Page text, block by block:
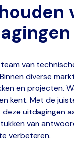
van
diverse
en projecten.
kent. Met de
deze uitdagingen
van
verbeteren.